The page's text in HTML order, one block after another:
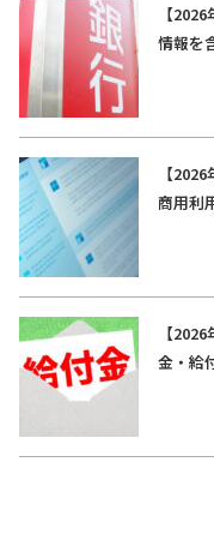
【
情報を
【
商用利
【
金・給